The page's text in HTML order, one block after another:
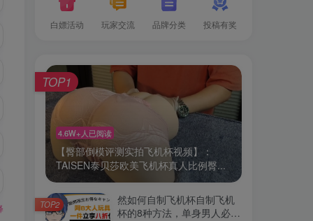
白嫖活动 玩家交流 品牌分类 投稿有奖
4.6W+人已阅读
【臀部倒模评测实拍飞机杯视频】：
TAISEN泰贝莎欧美飞机杯真人比例臀...
TOP1
然如何自制飞机杯自制飞机
杯的8种方法，单身男人必
TOP2